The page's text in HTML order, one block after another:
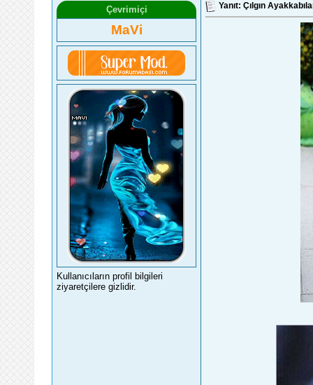
Çevrimiçi
MaVi
Kullanıcıların profil bilgileri
ziyaretçilere gizlidir.
Yanıt: Çılgın